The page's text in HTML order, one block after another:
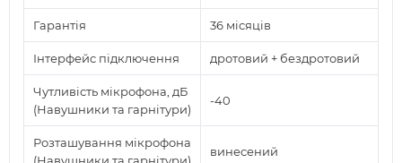
Гарантія 36 місяців
Інтерфейс підключення дротовий + бездротовий
Чутливість мікрофона, дБ
(Навушники та гарнітури)
-40
Розташування мікрофона
винесений